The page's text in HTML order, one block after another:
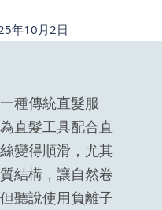
年10月2日
種傳統直髮服
直髮工具配合直
變得順滑，尤其
結構，讓自然卷
聽說使用負離子